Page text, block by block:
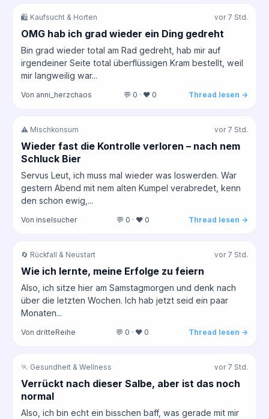
🛍️ Kaufsucht & Horten vor 7 Std.
OMG hab ich grad wieder ein Ding gedreht
Bin grad wieder total am Rad gedreht, hab mir auf
irgendeiner Seite total überflüssigen Kram bestellt, weil
mir langweilig war...
Von anni_herzchaos 💬 0 · ❤️ 0 Thread lesen →
⚠️ Mischkonsum vor 7 Std.
Wieder fast die Kontrolle verloren – nach nem
Schluck Bier
Servus Leut, ich muss mal wieder was loswerden. War
gestern Abend mit nem alten Kumpel verabredet, kenn
den schon ewig,...
Von inselsucher 💬 0 · ❤️ 0 Thread lesen →
🔄 Rückfall & Neustart vor 7 Std.
Wie ich lernte, meine Erfolge zu feiern
Also, ich sitze hier am Samstagmorgen und denk nach
über die letzten Wochen. Ich hab jetzt seid ein paar
Monaten...
Von dritteReihe 💬 0 · ❤️ 0 Thread lesen →
🏃 Gesundheit & Wellness vor 7 Std.
Verrückt nach dieser Salbe, aber ist das noch
normal
Also, ich bin echt ein bisschen baff, was gerade mit mir